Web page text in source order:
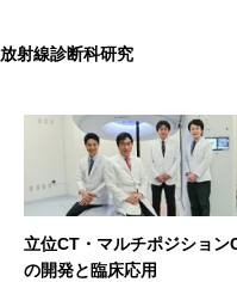
放射線診断科研究
立位CT・マルチポジション
の開発と臨床応用